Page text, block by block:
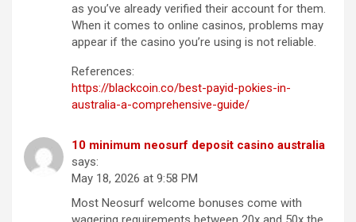
as you’ve already verified their account for them.
When it comes to online casinos, problems may
appear if the casino you’re using is not reliable.
References:
https://blackcoin.co/best-payid-pokies-in-
australia-a-comprehensive-guide/
10 minimum neosurf deposit casino australia
says:
May 18, 2026 at 9:58 PM
Most Neosurf welcome bonuses come with